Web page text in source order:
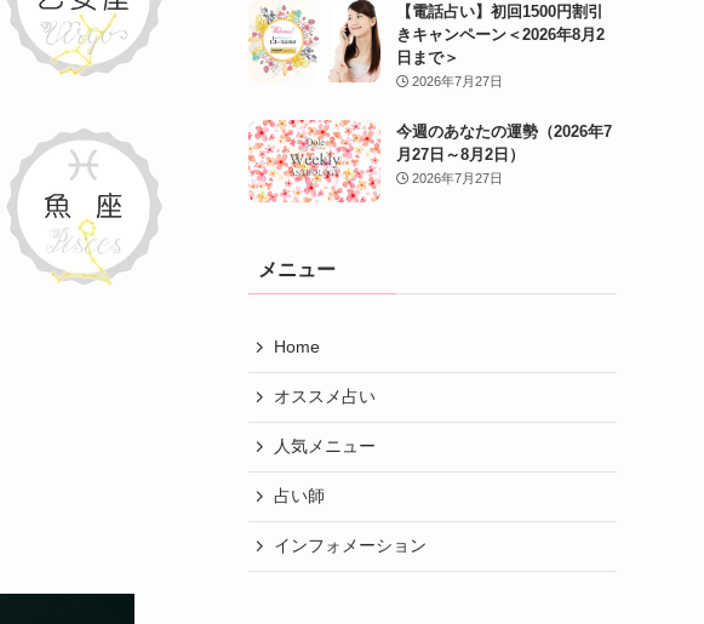
【電話占い】初回1500円割引
きキャンペーン＜2026年8月2
日まで＞
2026年7月27日
今週のあなたの運勢（2026年7
月27日～8月2日）
2026年7月27日
メニュー
Home
オススメ占い
人気メニュー
占い師
インフォメーション